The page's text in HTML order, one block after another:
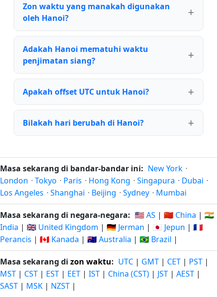
Zon waktu yang manakah digunakan
oleh Hanoi?
Adakah Hanoi mematuhi waktu
penjimatan siang?
Apakah offset UTC untuk Hanoi?
Bilakah hari berubah di Hanoi?
Masa sekarang di bandar-bandar ini: New York ·
London · Tokyo · Paris · Hong Kong · Singapura · Dubai ·
Los Angeles · Shanghai · Beijing · Sydney · Mumbai
Masa sekarang di negara-negara: 🇺🇸 AS | 🇨🇳 China | 🇮🇳
India | 🇬🇧 United Kingdom | 🇩🇪 Jerman | 🇯🇵 Jepun | 🇫🇷
Perancis | 🇨🇦 Kanada | 🇦🇺 Australia | 🇧🇷 Brazil |
Masa sekarang di zon waktu: UTC | GMT | CET | PST |
MST | CST | EST | EET | IST | China (CST) | JST | AEST |
SAST | MSK | NZST |